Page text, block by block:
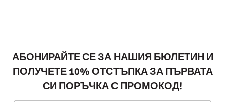
АБОНИРАЙТЕ СЕ ЗА НАШИЯ БЮЛЕТИН И
ПОЛУЧЕТЕ 10% ОТСТЪПКА ЗА ПЪРВАТА
СИ ПОРЪЧКА С ПРОМОКОД!